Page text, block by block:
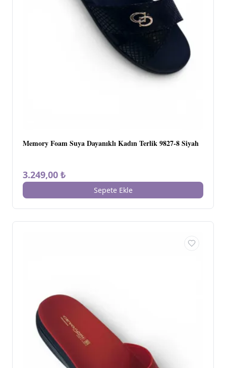
Memory Foam Suya Dayanıklı Kadın Terlik 9827-8 Siyah
3.249,00 ₺
Sepete Ekle